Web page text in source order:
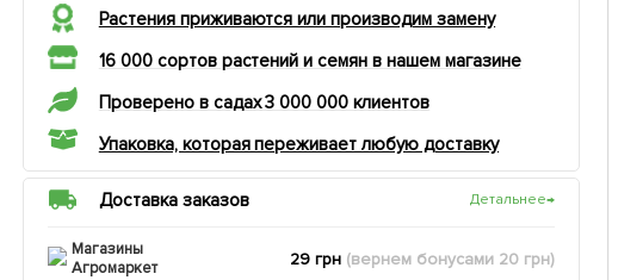
Растения приживаются или производим замену
16 000 сортов растений и семян в нашем магазине
Проверено в садах 3 000 000 клиентов
Упаковка, которая переживает любую доставку
Доставка заказов Детальнее→
Магазины
Агромаркет
29 грн (вернем бонусами 20 грн)